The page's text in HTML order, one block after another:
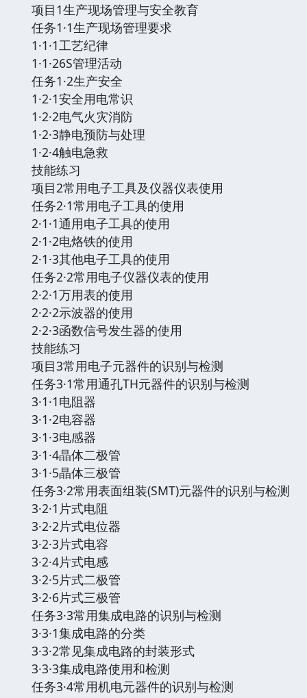
项目1生产现场管理与安全教育
任务1·1生产现场管理要求
1·1·1工艺纪律
1·1·26S管理活动
任务1·2生产安全
1·2·1安全用电常识
1·2·2电气火灾消防
1·2·3静电预防与处理
1·2·4触电急救
技能练习
项目2常用电子工具及仪器仪表使用
任务2·1常用电子工具的使用
2·1·1通用电子工具的使用
2·1·2电烙铁的使用
2·1·3其他电子工具的使用
任务2·2常用电子仪器仪表的使用
2·2·1万用表的使用
2·2·2示波器的使用
2·2·3函数信号发生器的使用
技能练习
项目3常用电子元器件的识别与检测
任务3·1常用通孔TH元器件的识别与检测
3·1·1电阻器
3·1·2电容器
3·1·3电感器
3·1·4晶体二极管
3·1·5晶体三极管
任务3·2常用表面组装(SMT)元器件的识别与检测
3·2·1片式电阻
3·2·2片式电位器
3·2·3片式电容
3·2·4片式电感
3·2·5片式二极管
3·2·6片式三极管
任务3·3常用集成电路的识别与检测
3·3·1集成电路的分类
3·3·2常见集成电路的封装形式
3·3·3集成电路使用和检测
任务3·4常用机电元器件的识别与检测